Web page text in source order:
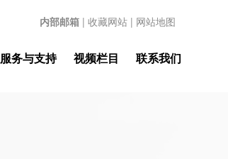
内部邮箱 |收藏网站 | 网站地图
服务与支持 视频栏目 联系我们